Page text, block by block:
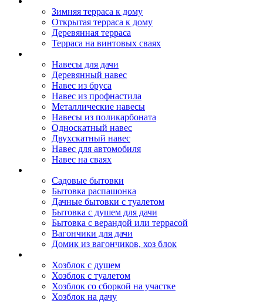
Зимняя терраса к дому
Открытая терраса к дому
Деревянная терраса
Терраса на винтовых сваях
Навесы для дачи
Деревянный навес
Навес из бруса
Навес из профнастила
Металлические навесы
Навесы из поликарбоната
Односкатный навес
Двухскатный навес
Навес для автомобиля
Навес на сваях
Садовые бытовки
Бытовка распашонка
Дачные бытовки с туалетом
Бытовка с душем для дачи
Бытовка с верандой или террасой
Вагончики для дачи
Домик из вагончиков, хоз блок
Хозблок с душем
Хозблок с туалетом
Хозблок со сборкой на участке
Хозблок на дачу